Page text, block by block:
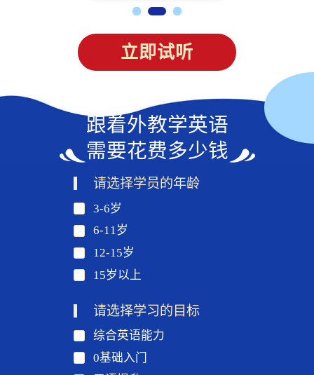
立即试听
跟着外教学英语
需要花费多少钱
请选择学员的年龄
3-6岁
6-11岁
12-15岁
15岁以上
请选择学习的目标
综合英语能力
0基础入门